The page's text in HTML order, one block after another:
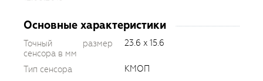
Основные характеристики
Точный размер
сенсора в мм
23.6 x 15.6
Тип сенсора
КМОП